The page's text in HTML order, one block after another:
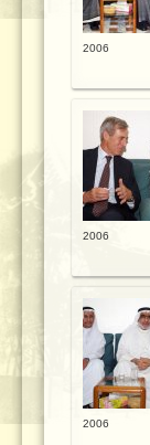
2006
2006
2006